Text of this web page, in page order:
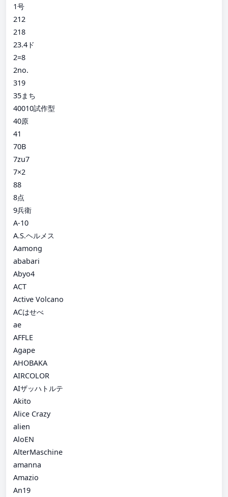
1号
212
218
23.4ド
2=8
2no.
319
35まち
40010試作型
40原
41
70B
7zu7
7×2
88
8点
9兵衛
A-10
A.S.ヘルメス
Aamong
ababari
Abyo4
ACT
Active Volcano
ACはせべ
ae
AFFLE
Agape
AHOBAKA
AIRCOLOR
AIザッハトルテ
Akito
Alice Crazy
alien
AloEN
AlterMaschine
amanna
Amazio
An19